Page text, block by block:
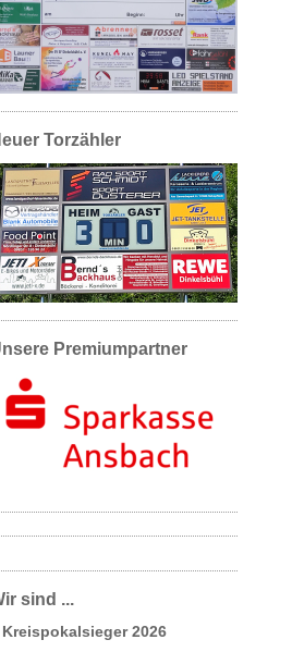
Torzähler
Premiumpartner
sind ...
Kreispokalsieger 2026